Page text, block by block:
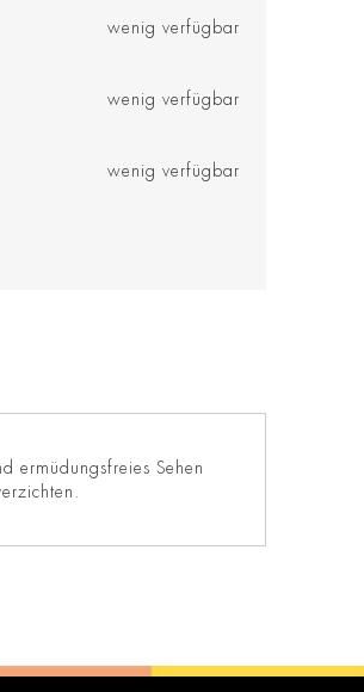
wenig verfügbar
wenig verfügbar
wenig verfügbar
ermüdungsfreies Sehen